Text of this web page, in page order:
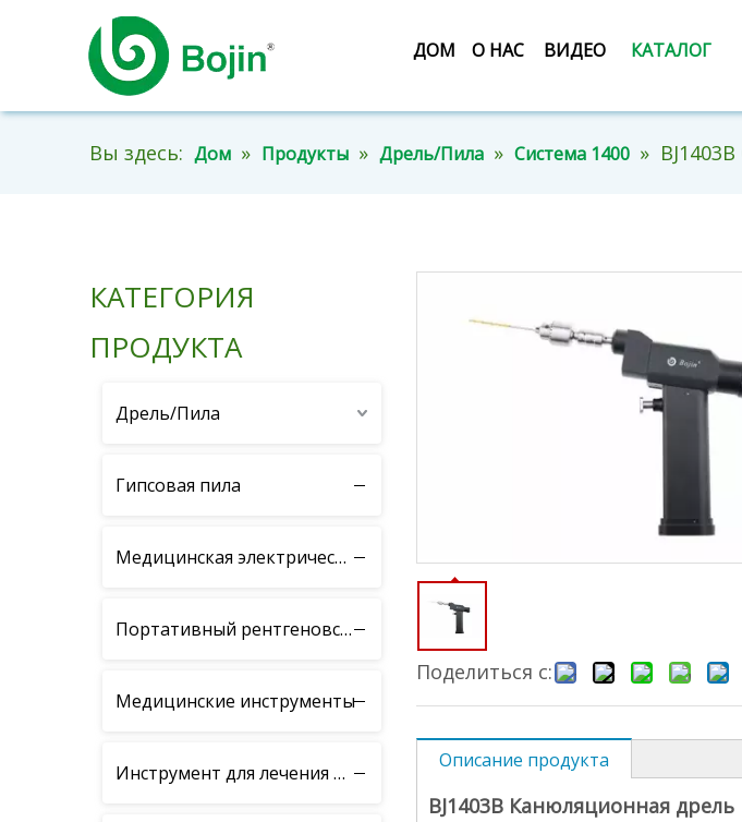
ДОМ О НАС ВИДЕО КАТАЛОГ
Вы здесь: Дом » Продукты » Дрель/Пила » Система 1400 »
КАТЕГОРИЯ
ПРОДУКТА
Дрель/Пила
Гипсовая пила
Медицинская электрическая осциллирующая пила BJH
Портативный рентгеновский рентгеноскопический прибор
Медицинские инструменты
Инструмент для лечения переломов BJK
Поделиться с:
Описание продукта
BJ1403B Канюляционная дрель